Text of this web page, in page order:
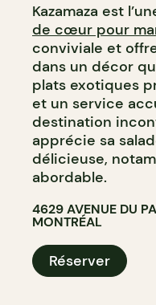
Kazamaza est
de cœur pour
conviviale et
dans un décor
plats exotiques
et un service
destination
apprécie sa
délicieuse,
abordable.
4629 AVENUE DU
MONTRÉAL
Réserver